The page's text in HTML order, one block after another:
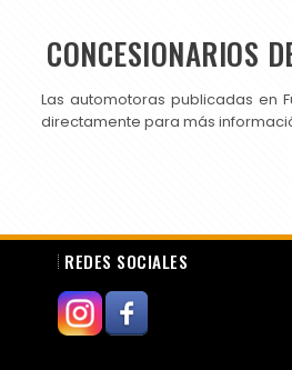
CONCESIONARIOS
Las automotoras publicadas en
directamente para más
REDES SOCIALES